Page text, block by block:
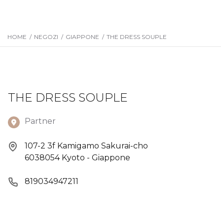
HOME / NEGOZI / GIAPPONE / THE DRESS SOUPLE
THE DRESS SOUPLE
Partner
107-2 3f Kamigamo Sakurai-cho
6038054 Kyoto - Giappone
819034947211